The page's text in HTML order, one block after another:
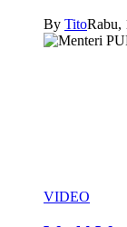
By TitoRabu,
VIDEO